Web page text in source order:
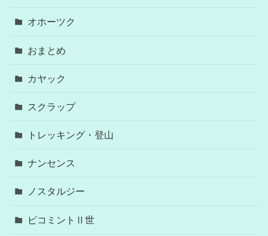
オホーツク
おまとめ
カヤック
スクラップ
トレッキング・登山
ナンセンス
ノスタルジー
ピコミントⅡ世